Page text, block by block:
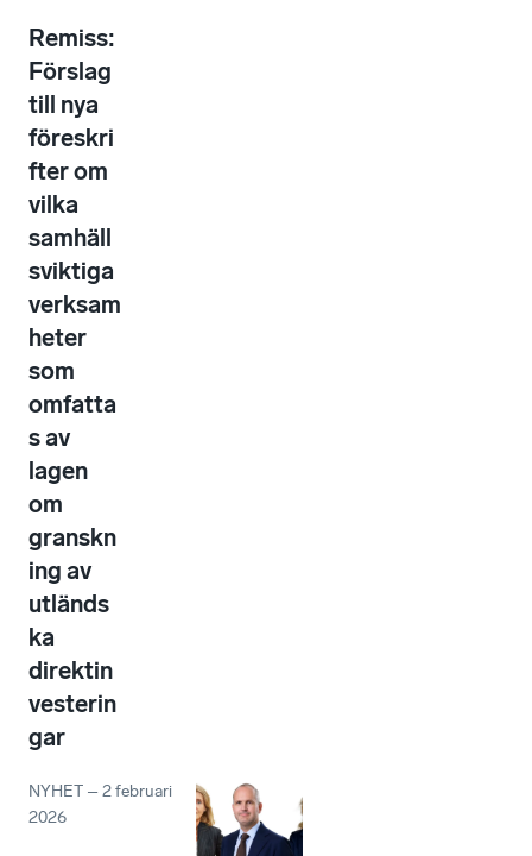
Remiss:
Förslag
till nya
föreskri
fter om
vilka
samhäll
sviktiga
verksam
heter
som
omfatta
s av
lagen
om
granskn
ing av
utländs
ka
direktin
vesterin
gar
NYHET –2 februari
2026